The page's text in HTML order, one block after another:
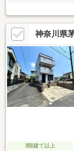
神奈川県
3階建て以上